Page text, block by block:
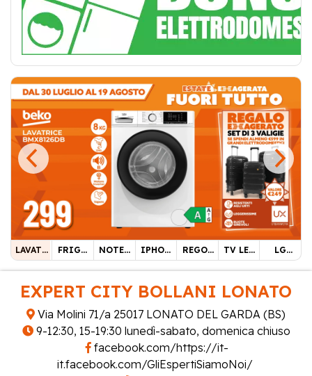
LAVATR
ICE
BEKO
8KG
FRIGO
COMBI
NATO
SAMSU
NG
NOTEB
OOK
ASPIRE
GO 15
IPHON
E 17
PRO
256 GB
REGOL
ACAPEL
LI
PHILIP
S
TV LED
HISEN
SE 55"
LG
SUMME
R
CASHB
ACK
EXPERT CITY BOLLANI LONATO
Via Molini 71/a 25017 LONATO DEL GARDA (BS)
9-12:30, 15-19:30 lunedì-sabato, domenica chiuso
facebook.com/https://it-
it.facebook.com/GliEspertiSiamoNoi/